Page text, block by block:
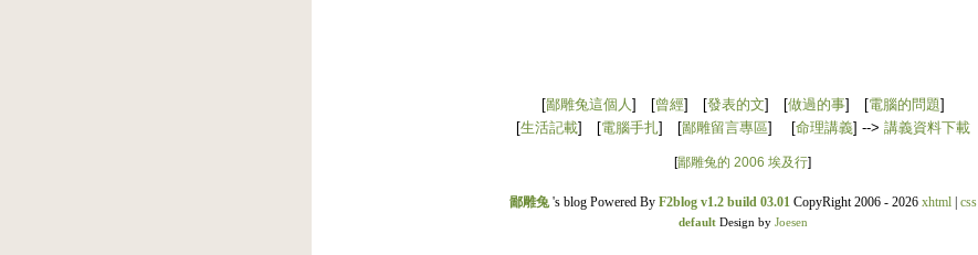
[鄙雕兔這個人] [曾經] [發表的文] [做過的事] [電腦的問題]
[生活記載] [電腦手扎] [鄙雕留言專區] [命理講義] --> 講義資料下載
[鄙雕兔的 2006 埃及行]
鄙雕兔's blog Powered By F2blog v1.2 build 03.01CopyRight 2006 - 2026 xhtml| css
defaultDesign by Joesen